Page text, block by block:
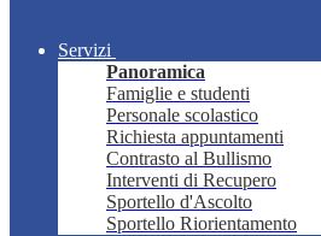
Servizi
Panoramica
Famiglie e studenti
Personale scolastico
Richiesta appuntamenti
Contrasto al Bullismo
Interventi di Recupero
Sportello d'Ascolto
Sportello Riorientamento